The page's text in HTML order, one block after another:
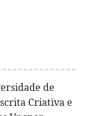
de
Criativa e